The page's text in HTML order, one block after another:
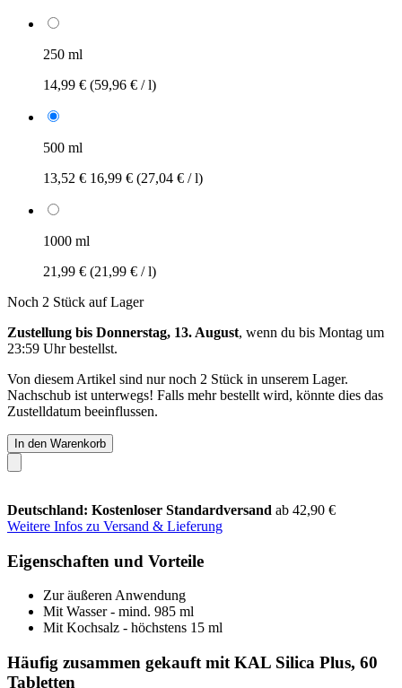
250 ml
14,99 € (59,96 € / l)
500 ml
13,52 € 16,99 € (27,04 € / l)
1000 ml
21,99 € (21,99 € / l)
Noch 2 Stück auf Lager
Zustellung bis Donnerstag, 13. August, wenn du bis Montag um
23:59 Uhrbestellst.
Von diesem Artikel sind nur noch 2 Stück in unserem Lager.
Nachschub ist unterwegs! Falls mehr bestellt wird, könnte dies das
Zustelldatum beeinflussen.
In den Warenkorb
Deutschland: Kostenloser Standardversand ab 42,90 €
Weitere Infos zu Versand & Lieferung
Eigenschaften und Vorteile
Zur äußeren Anwendung
Mit Wasser - mind. 985 ml
Mit Kochsalz - höchstens 15 ml
Häufig zusammen gekauft mit KAL Silica Plus, 60
Tabletten